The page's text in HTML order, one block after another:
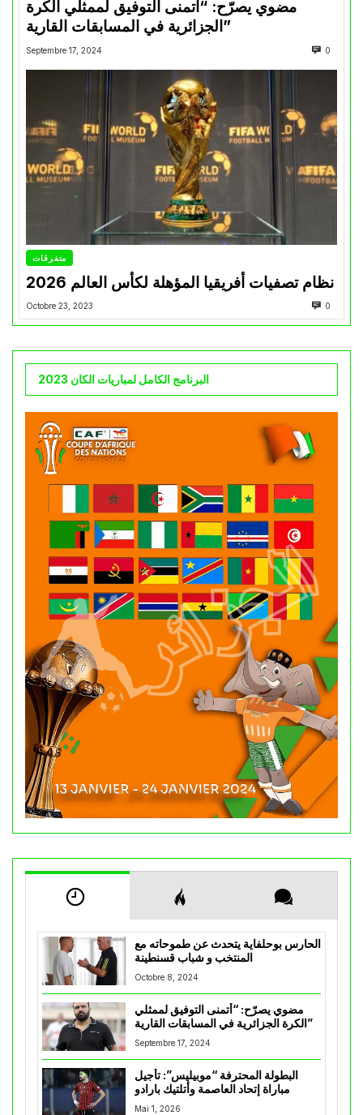
مضوي يصرّح: “أتمنى التوفيق لممثلي الكرة
الجزائرية في المسابقات القارية”
Septembre 17, 2024 0
متفرقات
نظام تصفيات أفريقيا المؤهلة لكأس العالم 2026
Octobre 23, 2023 0
البرنامج الكامل لمباريات الكان 2023
الحارس بوحلفاية يتحدث عن طموحاته مع
المنتخب و شباب قسنطينة
Octobre 8, 2024
مضوي يصرّح: “أتمنى التوفيق لممثلي
الكرة الجزائرية في المسابقات القارية”
Septembre 17, 2024
البطولة المحترفة “موبيليس”: تأجيل
مباراة إتحاد العاصمة وأتلتيك بارادو
Mai 1, 2026